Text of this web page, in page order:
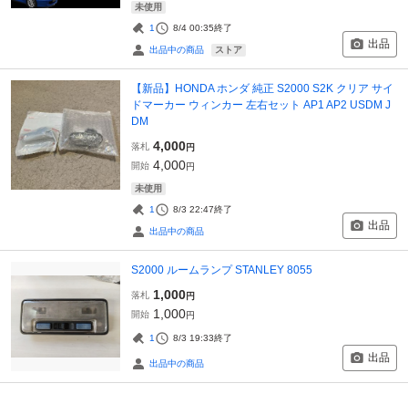
未使用
1 8/4 00:35終了
出品中の商品 ストア 出品
【新品】HONDA ホンダ 純正 S2000 S2K クリア サイ
ドマーカー ウィンカー 左右セット AP1 AP2 USDM J
DM
落札 4,000円
開始 4,000円
未使用
1 8/3 22:47終了
出品中の商品 出品
S2000 ルームランプ STANLEY 8055
落札 1,000円
開始 1,000円
1 8/3 19:33終了
出品中の商品 出品